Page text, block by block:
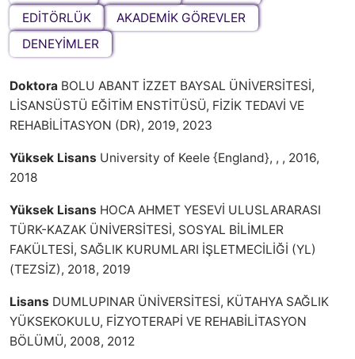
EDİTÖRLÜK
AKADEMİK GÖREVLER
DENEYİMLER
Doktora BOLU ABANT İZZET BAYSAL ÜNİVERSİTESİ,
LİSANSÜSTÜ EĞİTİM ENSTİTÜSÜ, FİZİK TEDAVİ VE
REHABİLİTASYON (DR), 2019, 2023
Yüksek Lisans University of Keele {England}, , , 2016,
2018
Yüksek Lisans HOCA AHMET YESEVİ ULUSLARARASI
TÜRK-KAZAK ÜNİVERSİTESİ, SOSYAL BİLİMLER
FAKÜLTESİ, SAĞLIK KURUMLARI İŞLETMECİLİĞİ (YL)
(TEZSİZ), 2018, 2019
Lisans DUMLUPINAR ÜNİVERSİTESİ, KÜTAHYA SAĞLIK
YÜKSEKOKULU, FİZYOTERAPİ VE REHABİLİTASYON
BÖLÜMÜ, 2008, 2012